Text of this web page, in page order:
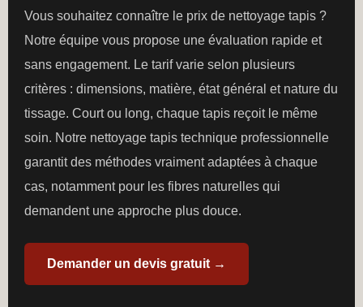
Vous souhaitez connaître le prix de nettoyage tapis ?
Notre équipe vous propose une évaluation rapide et
sans engagement. Le tarif varie selon plusieurs
critères : dimensions, matière, état général et nature du
tissage. Court ou long, chaque tapis reçoit le même
soin. Notre nettoyage tapis technique professionnelle
garantit des méthodes vraiment adaptées à chaque
cas, notamment pour les fibres naturelles qui
demandent une approche plus douce.
Demander un devis gratuit →